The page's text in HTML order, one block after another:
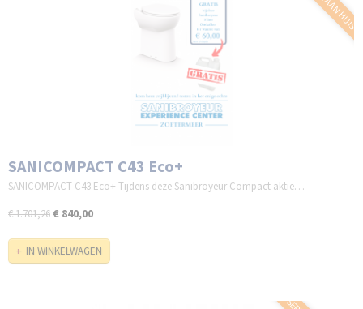
SANICOMPACT C43 Eco+
SANICOMPACT C43 Eco+ Tijdens deze Sanibroyeur Compact aktie…
€ 1.701,26€ 840,00
IN WINKELWAGEN